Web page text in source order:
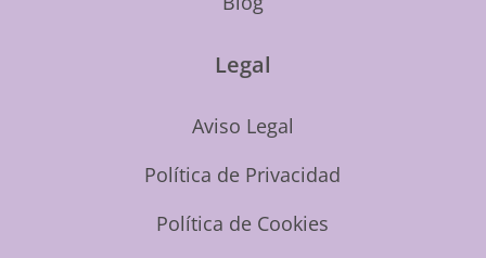
Legal
Aviso Legal
Política de Privacidad
Política de Cookies